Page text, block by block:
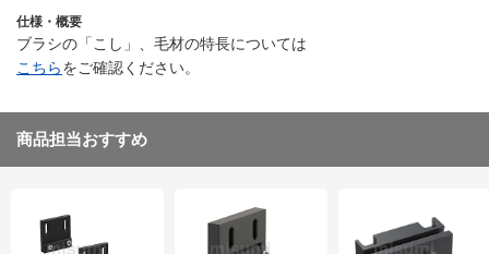
仕様・概要
ブラシの「こし」、毛材の特長については
こちらをご確認ください。
商品担当おすすめ